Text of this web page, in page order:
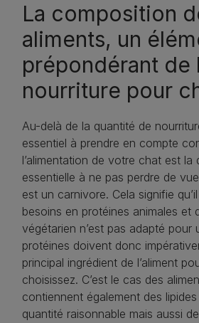
La composition
aliments, un
prépondérant de
nourriture pour
Au-delà de la quantité de
essentiel à prendre en compte
l’alimentation de votre chat est la
essentielle à ne pas perdre de
est un carnivore. Cela signifie
besoins en protéines animales et
végétarien n’est pas adapté pour
protéines doivent donc
principal ingrédient de l’aliment
choisissez. C’est le cas des
contiennent également des
quantité raisonnable mais aussi